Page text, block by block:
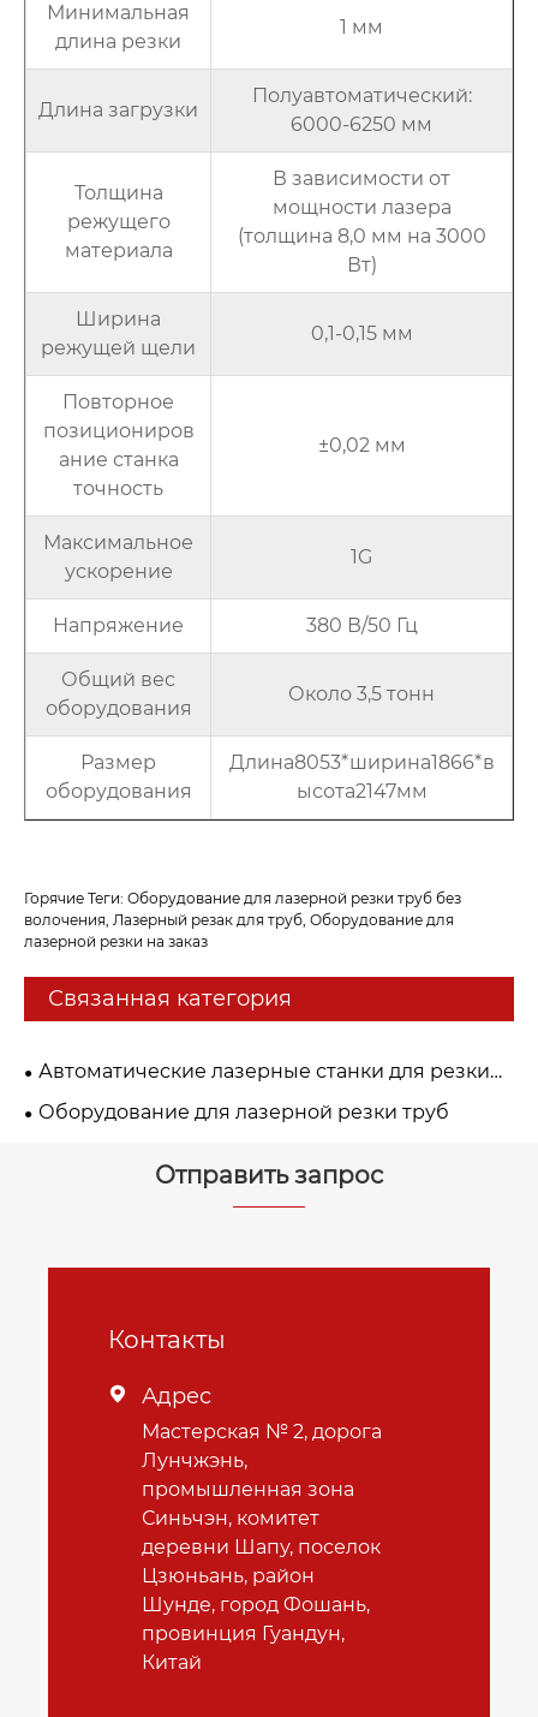
Минимальная
длина резки
1 мм
Длина загрузки
Полуавтоматический:
6000-6250 мм
Толщина
режущего
материала
В зависимости от
мощности лазера
(толщина 8,0 мм на 3000
Вт)
Ширина
режущей щели
0,1-0,15 мм
Повторное
позициониров
ание станка
точность
±0,02 мм
Максимальное
ускорение
1G
Напряжение 380 В/50 Гц
Общий вес
оборудования
Около 3,5 тонн
Размер
оборудования
Длина8053*ширина1866*в
ысота2147мм
Горячие Теги: Оборудование для лазерной резки труб без
волочения, Лазерный резак для труб, Оборудование для
лазерной резки на заказ
Связанная категория
Автоматические лазерные станки для резки
труб
Оборудование для лазерной резки труб
Отправить запрос
Контакты
 Адрес
Мастерская № 2, дорога
Лунчжэнь,
промышленная зона
Синьчэн, комитет
деревни Шапу, поселок
Цзюньань, район
Шунде, город Фошань,
провинция Гуандун,
Китай